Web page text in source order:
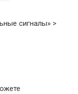
сигналы» >